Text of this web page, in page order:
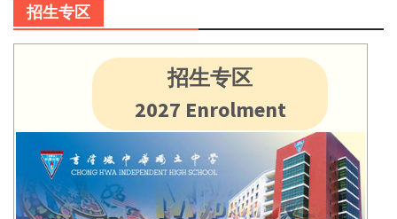
招生专区
招生专区
2027 Enrolment